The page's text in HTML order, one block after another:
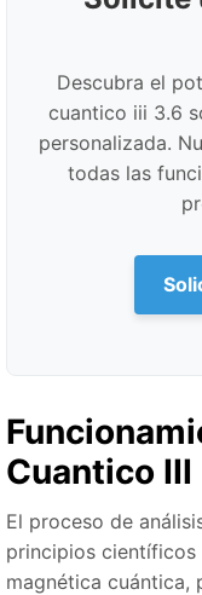
Descubra el
cuantico iii 3.6
personalizada.
todas las
Cuantico
El proceso de
principios científicos
magnética cuántica,